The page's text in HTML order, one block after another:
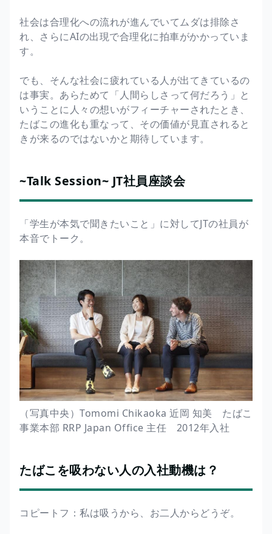
社会は合理化への流れが進んでいてムダは排除さ
れ、さらにAIの出現で合理化に拍車がかかっていま
す。
でも、そんな社会に疲れている人が出てきているの
は事実。あらためて「人間らしさって何だろう」と
いうことに人々の想いがフィーチャーされたとき、
たばこの進化も重なって、その価値が見直されると
きが来るのではないかと期待しています。
~Talk Session~ JT社員座談会
「学生が本気で聞きたいこと」に対してJTの社員が
本音でトーク。
（写真中央）Tomomi Chikaoka 近岡 知美 たばこ
事業本部 RRP Japan Office 主任 2012年入社
たばこを吸わない人の入社動機は？
コピートフ：私は吸うから、お二人からどうぞ。